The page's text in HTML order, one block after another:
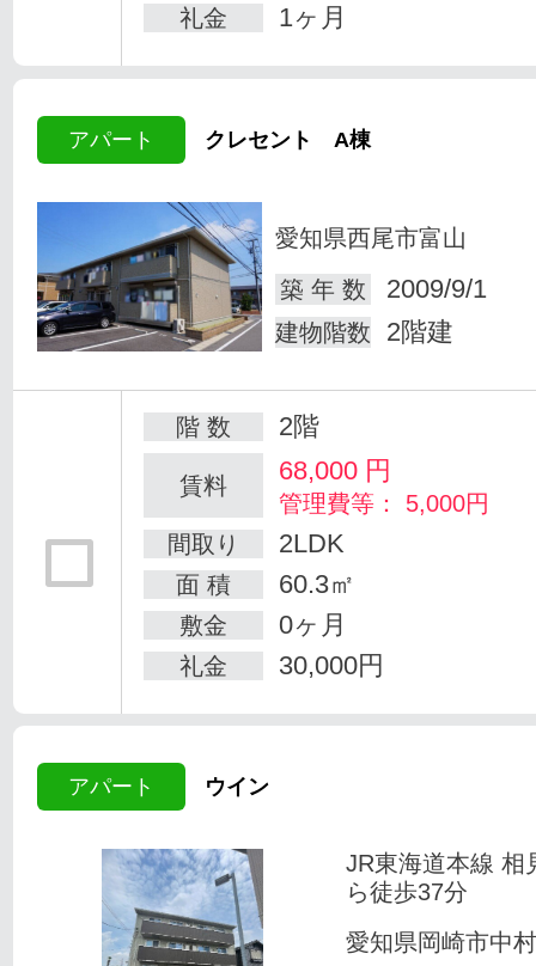
礼金 1ヶ月
アパート クレセント A棟
愛知県西尾市富山
築 年 数
2009/9/1
建物階数 2階建
階 数 2階
賃料 68,000 円
管理費等： 5,000円
間取り
2LDK
面 積 60.3㎡
敷金 0ヶ月
礼金 30,000円
アパート ウイン
JR東海道本線 相
ら徒歩37分
愛知県岡崎市中